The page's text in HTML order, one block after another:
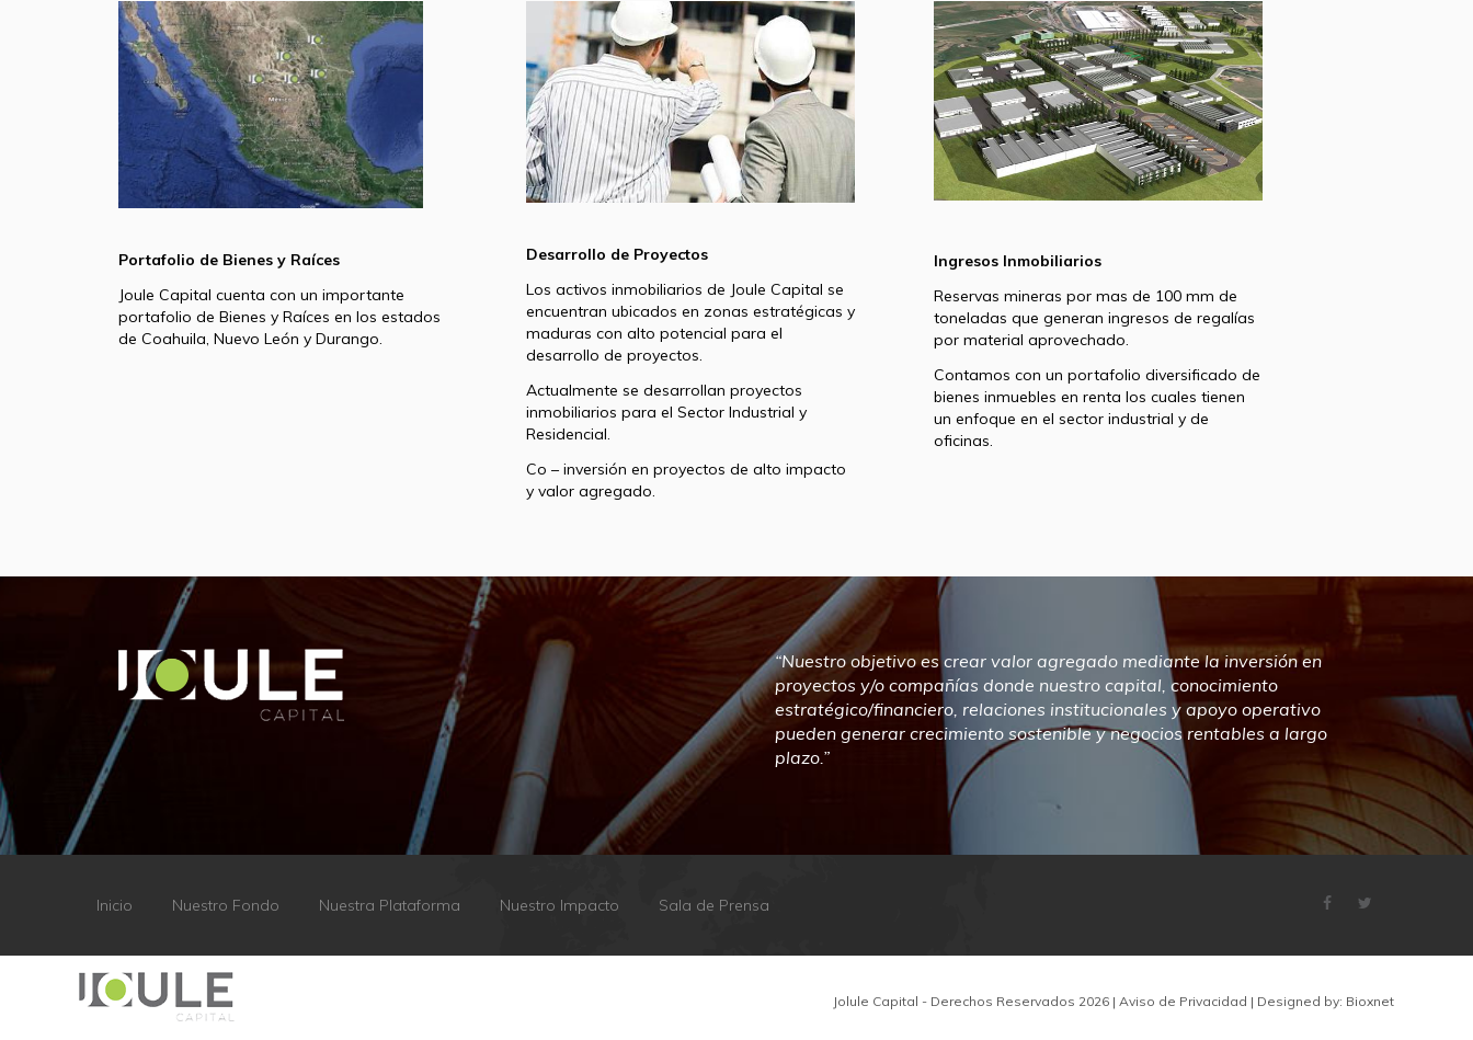
Portafolio de Bienes y Raíces
Joule Capital cuenta con un importante
portafolio de Bienes y Raíces en los estados
de Coahuila, Nuevo León y Durango.
Desarrollo de Proyectos
Los activos inmobiliarios de Joule Capital se
encuentran ubicados en zonas estratégicas y
maduras con alto potencial para el
desarrollo de proyectos.
Actualmente se desarrollan proyectos
inmobiliarios para el Sector Industrial y
Residencial.
Co – inversión en proyectos de alto impacto
y valor agregado.
Ingresos Inmobiliarios
Reservas mineras por mas de 100 mm de
toneladas que generan ingresos de regalías
por material aprovechado.
Contamos con un portafolio diversificado de
bienes inmuebles en renta los cuales tienen
un enfoque en el sector industrial y de
oficinas.
“Nuestro objetivo es crear valor agregado mediante la inversión en
proyectos y/o compañías donde nuestro capital, conocimiento
estratégico/financiero, relaciones institucionales y apoyo operativo
pueden generar crecimiento sostenible y negocios rentables a largo
plazo.”
Inicio Nuestro Fondo Nuestra Plataforma Nuestro Impacto Sala de Prensa
Jolule Capital - Derechos Reservados 2026 | Aviso de Privacidad | Designed by: Bioxnet